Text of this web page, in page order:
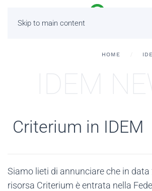
Skip to main content
HOME
IDEM
Criterium in IDEM
Siamo lieti di annunciare che in
risorsa Criterium è entrata nella